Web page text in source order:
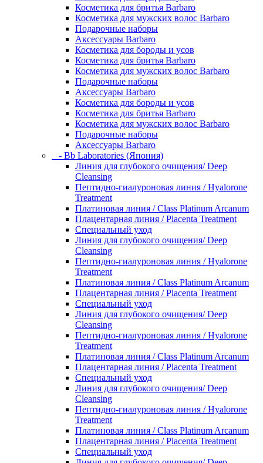
Косметика для бритья Barbaro
Косметика для мужских волос Barbaro
Подарочные наборы
Аксессуары Barbaro
Косметика для бороды и усов
Косметика для бритья Barbaro
Косметика для мужских волос Barbaro
Подарочные наборы
Аксессуары Barbaro
Косметика для бороды и усов
Косметика для бритья Barbaro
Косметика для мужских волос Barbaro
Подарочные наборы
Аксессуары Barbaro
- Bb Laboratories (Япония)
Линия для глубокого очищения/ Deep
Cleansing
Пептидно-гиалуроновая линия / Hyalorone
Treatment
Платиновая линия / Class Platinum Arcanum
Плацентарная линия / Placenta Treatment
Специальный уход
Линия для глубокого очищения/ Deep
Cleansing
Пептидно-гиалуроновая линия / Hyalorone
Treatment
Платиновая линия / Class Platinum Arcanum
Плацентарная линия / Placenta Treatment
Специальный уход
Линия для глубокого очищения/ Deep
Cleansing
Пептидно-гиалуроновая линия / Hyalorone
Treatment
Платиновая линия / Class Platinum Arcanum
Плацентарная линия / Placenta Treatment
Специальный уход
Линия для глубокого очищения/ Deep
Cleansing
Пептидно-гиалуроновая линия / Hyalorone
Treatment
Платиновая линия / Class Platinum Arcanum
Плацентарная линия / Placenta Treatment
Специальный уход